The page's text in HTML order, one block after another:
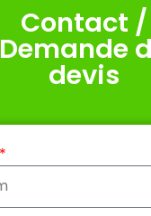
Contact /
Demande
devis